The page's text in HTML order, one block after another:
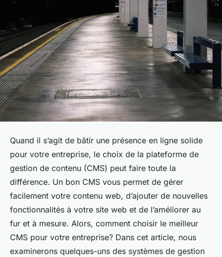
Quand il s’agit de bâtir une présence en ligne solide
pour votre entreprise, le choix de la plateforme de
gestion de contenu (CMS) peut faire toute la
différence. Un bon CMS vous permet de gérer
facilement votre contenu web, d’ajouter de nouvelles
fonctionnalités à votre site web et de l’améliorer au
fur et à mesure. Alors, comment choisir le meilleur
CMS pour votre entreprise? Dans cet article, nous
examinerons quelques-uns des systèmes de gestion